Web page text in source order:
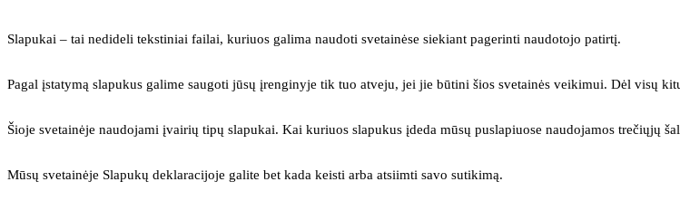
Slapukai – tai nedideli tekstiniai failai, kuriuos galima naudoti svetainėse siekiant pagerinti naudotojo patirtį.
Pagal įstatymą slapukus galime saugoti jūsų įrenginyje tik tuo atveju, jei jie būtini šios svetainės veikimui. Dėl visų
Šioje svetainėje naudojami įvairių tipų slapukai. Kai kuriuos slapukus įdeda mūsų puslapiuose naudojamos trečiųjų
Mūsų svetainėje Slapukų deklaracijoje galite bet kada keisti arba atsiimti savo sutikimą.